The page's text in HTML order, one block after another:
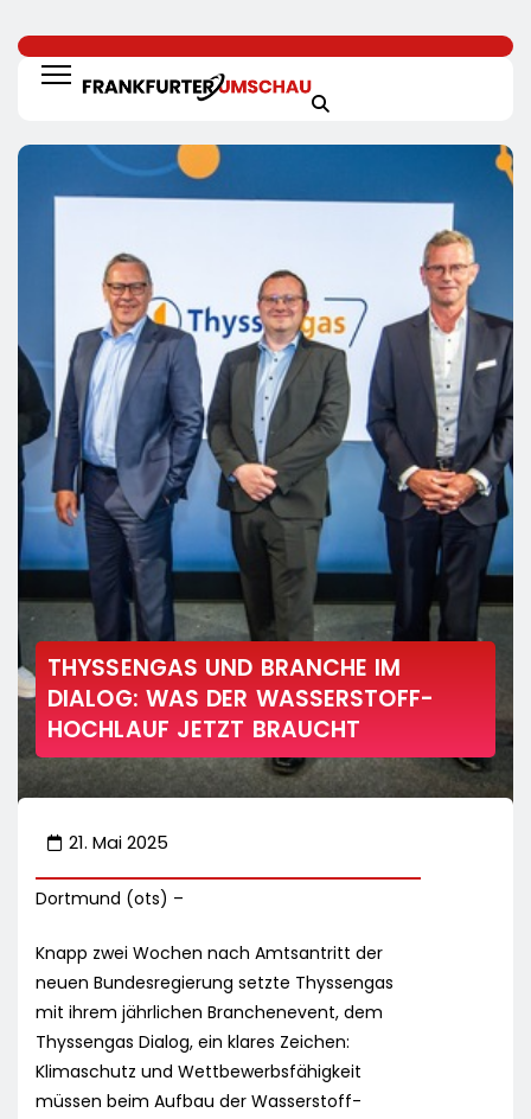
THYSSENGAS UND BRANCHE IM
DIALOG: WAS DER WASSERSTOFF-
HOCHLAUF JETZT BRAUCHT
21. Mai 2025
Dortmund (ots) –
Knapp zwei Wochen nach Amtsantritt der
neuen Bundesregierung setzte Thyssengas
mit ihrem jährlichen Branchenevent, dem
Thyssengas Dialog, ein klares Zeichen:
Klimaschutz und Wettbewerbsfähigkeit
müssen beim Aufbau der Wasserstoff-